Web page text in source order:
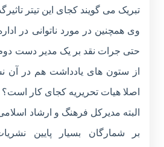
تبریک می گویند کجای این تیتر
وی همچنین در مورد ناتوانی در
حتی جرات نقد بر یک مدیر دست دوم
از ستون های یادداشت هم در آن
اصلا هیات تحریریه کجای کار است؟
البته مدیرکل فرهنگ و ارشاد
بر شمارگان بسیار پایین